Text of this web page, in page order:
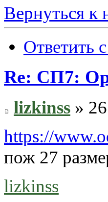
Вернуться к
Ответить
Re: СП7:
lizkinss »
https://
пож 27
lizkinss